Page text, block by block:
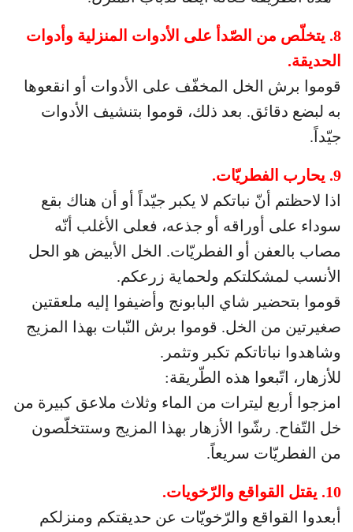
8. يتخلّص من الصّدأ على الأدوات المنزلية وأدوات
الحديقة.
قوموا برش الخل المخفّف على الأدوات أو انقعوها
به لبضع دقائق. بعد ذلك، قوموا بتنشيف الأدوات
جيّداً.
9. يحارب الفطريّات.
اذا لاحظتم أنّ نباتكم لا يكبر جيّداً أو أن هناك بقع
سوداء على أوراقه أو جذعه، فعلى الأغلب أنّه
مصاب بالعفن أو الفطريّات. الخل الأبيض هو الحل
الأنسب لمشكلتكم ولحماية زرعكم.
قوموا بتحضير شاي البابونج وأضيفوا إليه ملعقتين
صغيرتين من الخل. قوموا برش النّبات بهذا المزيج
وشاهدوا نباتاتكم تكبر وتثمر.
للأزهار، اتّبعوا هذه الطّريقة:
امزجوا أربع ليترات من الماء وثلاث ملاعق كبيرة من
خل التّفاح. رشّوا الأزهار بهذا المزيج وستتخلّصون
من الفطريّات سريعاً.
10. يقتل القواقع والرّخويات.
أبعدوا القواقع والرّخويّات عن حديقتكم ومنزلكم